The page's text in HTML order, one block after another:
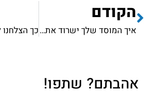
הקודם
איך המוסד שלך ישרוד את התקציב החדש?
אהבתם? שתפו!